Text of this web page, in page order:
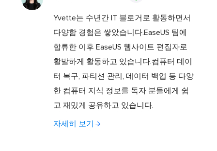
Yvette는 수년간 IT 블로거로 활동하면서
다양함 경험은 쌓았습니다.EaseUS 팀에
합류한 이후 EaseUS 웹사이트 편집자로
활발하게 활동하고 있습니다.컴퓨터 데이
터 복구, 파티션 관리, 데이터 백업 등 다양
한 컴퓨터 지식 정보를 독자 분들에게 쉽
고 재밌게 공유하고 있습니다.
자세히 보기